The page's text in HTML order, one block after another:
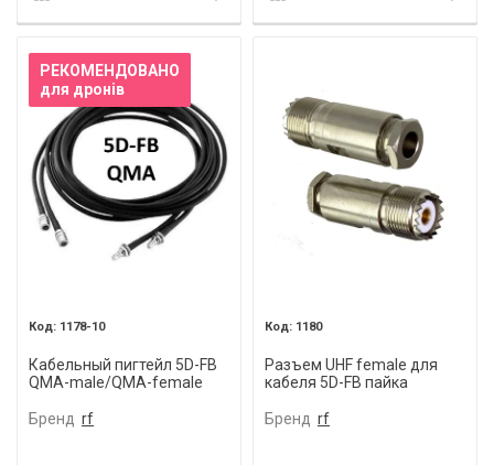
РЕКОМЕНДОВАНО
для дронів
1178-10
Кабельный пигтейл 5D-FB
QMA-male/QMA-female
Бренд rf
1180
Разъем UHF female для
кабеля 5D-FB пайка
Бренд rf